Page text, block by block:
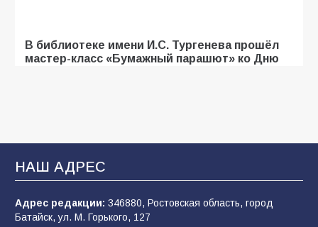
В библиотеке имени И.С. Тургенева прошёл
мастер-класс «Бумажный парашют» ко Дню
«Мобилизация или набор?» Что на самом
деле происходит в армии России в августе
2026 года
НАШ АДРЕС
Адрес редакции: 346880, Ростовская область, город
Батайск, ул. М. Горького, 127